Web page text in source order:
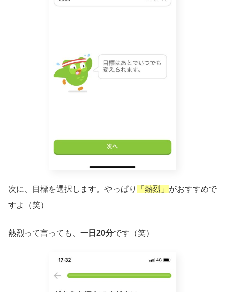
次に、目標を選択します。やっぱり 「熱烈」 がおすすめで
すよ（笑）
熱烈って言っても、 一日20分です（笑）